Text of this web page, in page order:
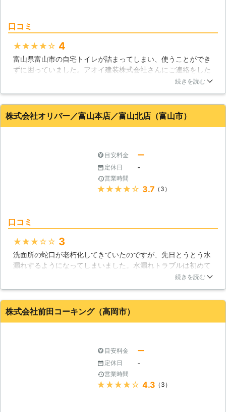
口コミ
★★★★★ 4
富山県富山市の自宅トイレが詰まってしまい、使うことができ
ずに困っていました。アオイ建装株式会社さんにご連絡をした
ところ、すぐに見てもらうことができました。どうやら、子ど
ただけて本当に助かりました。
富山県 富山市 2016年10月31日
続きを読む
株式会社オリバー／富山本店／富山北店（富山市）
目安料金 ー
定休日 -
営業時間
★★★★★ 3.7 （3）
口コミ
★★★★★ 3
洗面所の蛇口が老朽化してきていたのですが、先日とうとう水
漏れするようになってしまいました。水漏れトラブルは初めて
の経験だったのですが、株式会社オリバーさんがすぐに駆けつ
安心して任せることができました。
富山県 富山市 2016年12月22日
続きを読む
株式会社前田コーキング（高岡市）
目安料金 ー
定休日 -
営業時間
★★★★★ 4.3 （3）